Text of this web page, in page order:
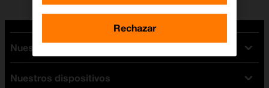
Nuestras tarifas
Tarifas Orange
Nuestros dispositivos
Rechazar